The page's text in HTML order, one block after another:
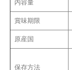
内容量
賞味期限
原産国
保存方法